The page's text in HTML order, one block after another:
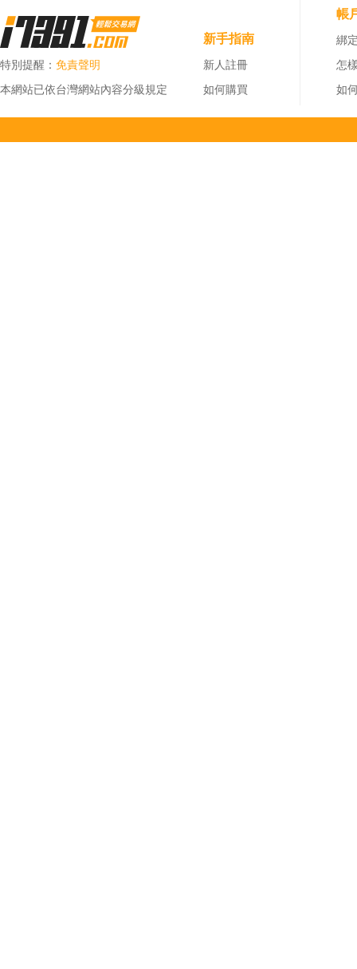
特別提醒： 免責聲明
本網站已依台灣網站內容分級規定
新手指南
新人註冊
如何購買
帳
綁
怎
如